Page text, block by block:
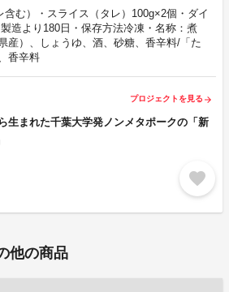
含む）・スライス（タレ）100g×2個・ダイ
造より180日・保存方法冷凍・名称：煮
産）、しょうゆ、酒、砂糖、香辛料/「た
香辛料
プロジェクトを見る arrow_forward
生まれた千葉大学発ノンメタポークの「新
favorite
他の商品